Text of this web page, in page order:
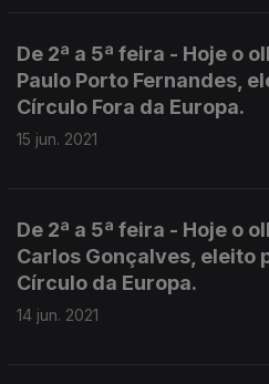
De 2ª a 5ª feira - Hoje o
Paulo Porto Fernandes,
Círculo Fora da Europa.
15 jun. 2021
De 2ª a 5ª feira - Hoje o
Carlos Gonçalves, eleito
Círculo da Europa.
14 jun. 2021